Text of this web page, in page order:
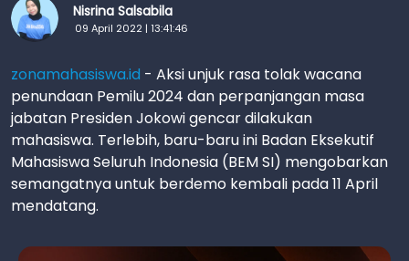
Nisrina Salsabila
09 April 2022 | 13:41:46
zonamahasiswa.id - Aksi unjuk rasa tolak wacana
penundaan Pemilu 2024 dan perpanjangan masa
jabatan Presiden Jokowi gencar dilakukan
mahasiswa. Terlebih, baru-baru ini Badan Eksekutif
Mahasiswa Seluruh Indonesia (BEM SI) mengobarkan
semangatnya untuk berdemo kembali pada 11 April
mendatang.